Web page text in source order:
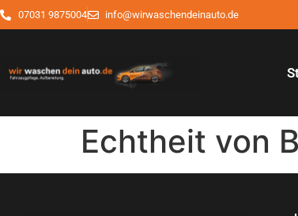
07031 9875004 info@wirwaschendeinauto.de
Echtheit von